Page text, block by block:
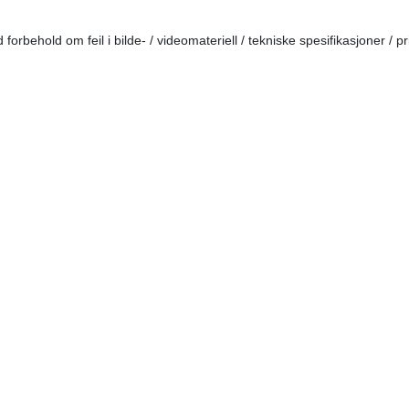
forbehold om feil i bilde- / videomateriell / tekniske spesifikasjoner /